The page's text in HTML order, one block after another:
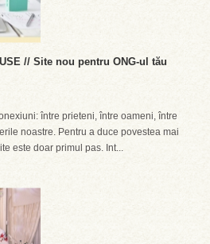
// Site nou pentru ONG-ul tău
între prieteni, între oameni, între
noastre. Pentru a duce povestea mai
este doar primul pas. Int...